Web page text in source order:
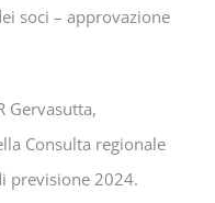
soci – approvazione
Gervasutta,
Consulta regionale
previsione 2024.